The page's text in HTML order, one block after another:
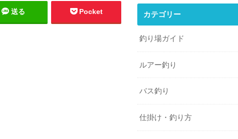
送る Pocket カテゴリー
釣り場ガイド
ルアー釣り
バス釣り
仕掛け・釣り方